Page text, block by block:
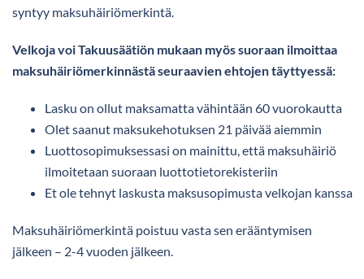
syntyy maksuhäiriömerkintä.
Velkoja voi Takuusäätiön mukaan myös suoraan ilmoittaa
maksuhäiriömerkinnästä seuraavien ehtojen täyttyessä:
Lasku on ollut maksamatta vähintään 60 vuorokautta
Olet saanut maksukehotuksen 21 päivää aiemmin
Luottosopimuksessasi on mainittu, että maksuhäiriö
ilmoitetaan suoraan luottotietorekisteriin
Et ole tehnyt laskusta maksusopimusta velkojan kanssa
Maksuhäiriömerkintä poistuu vasta sen erääntymisen
jälkeen – 2-4 vuoden jälkeen.